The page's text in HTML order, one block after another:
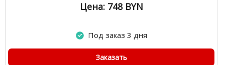
Цена: 748 BYN
Под заказ 3 дня
Заказать